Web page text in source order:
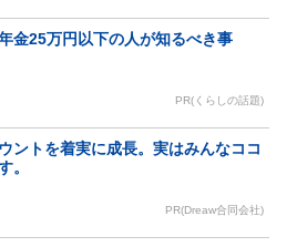
金25万円以下の人が知るべき事
PR(くらしの話題)
ントを着実に成長。実はみんなココ
。
PR(Dreaw合同会社)